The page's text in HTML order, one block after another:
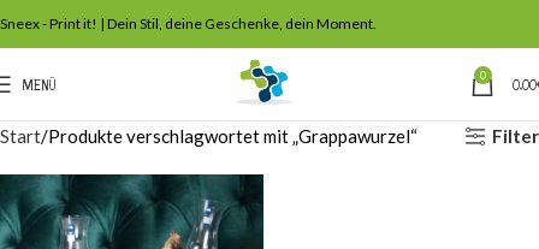
Sneex - Print it! | Dein Stil, deine Geschenke, dein Moment.
MENÜ 0 0,00
Start Produkte verschlagwortet mit „Grappawurzel“ Filter